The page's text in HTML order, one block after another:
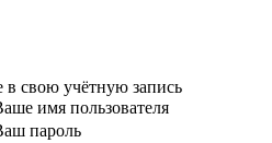
свою учётную запись
имя пользователя
пароль